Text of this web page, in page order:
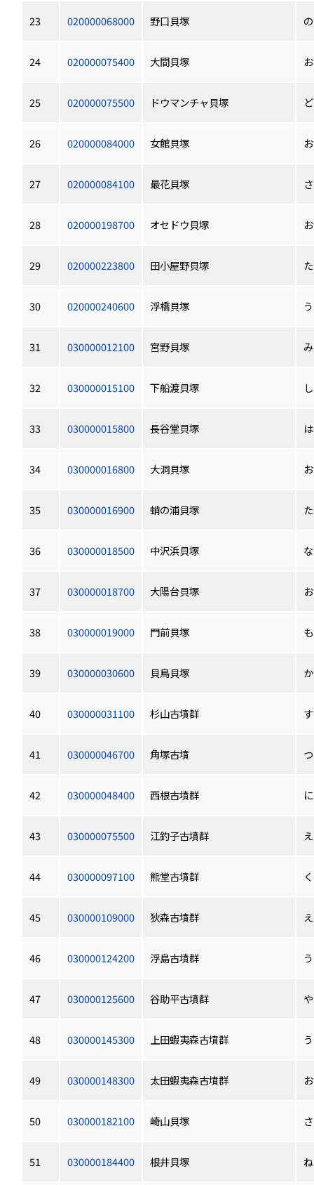
23 020000068000 野口貝塚
24 020000075400 大間貝塚
25 020000075500 ドウマンチャ貝塚
26 020000084000 女館貝塚
27 020000084100 最花貝塚
28 020000198700 オセドウ貝塚
29 020000223800 田小屋野貝塚
30 020000240600 浮橋貝塚
31 030000012100 宮野貝塚
32 030000015100 下船渡貝塚
33 030000015800 長谷堂貝塚
34 030000016800 大洞貝塚
35 030000016900 蛸の浦貝塚
36 030000018500 中沢浜貝塚
37 030000018700 大陽台貝塚
38 030000019000 門前貝塚
39 030000030600 貝鳥貝塚
40 030000031100 杉山古墳群
41 030000046700 角塚古墳
42 030000048400 西根古墳群
43 030000075500 江釣子古墳群
44 030000097100 熊堂古墳群
45 030000109000 狄森古墳群
46 030000124200 浮島古墳群
47 030000125600 谷助平古墳群
48 030000145300 上田蝦夷森古墳群
49 030000148300 太田蝦夷森古墳群
50 030000182100 崎山貝塚
51 030000184400 根井貝塚